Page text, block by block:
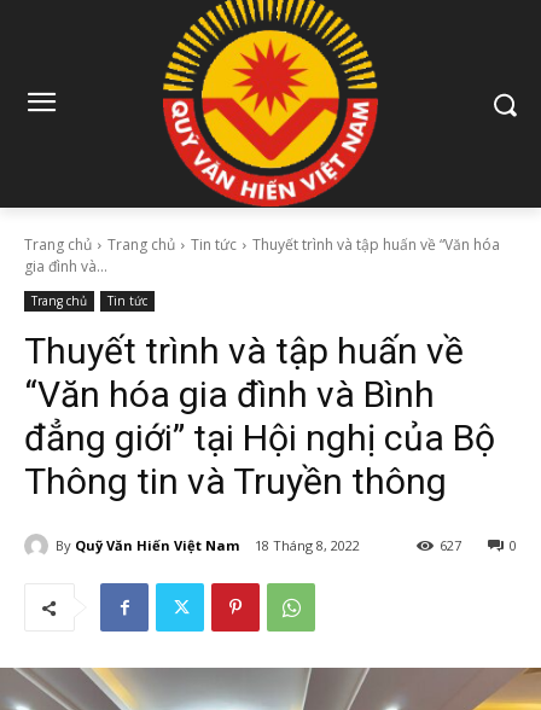
Trang chủ Trang chủ Tin tức
Thuyết trình và tập huấn về “Văn hóa
gia đình và...
Trang chủ Tin tức
Thuyết trình và tập huấn về
“Văn hóa gia đình và Bình
đẳng giới” tại Hội nghị của Bộ
Thông tin và Truyền thông
By Quỹ Văn Hiến Việt Nam 18 Tháng 8, 2022 0
627